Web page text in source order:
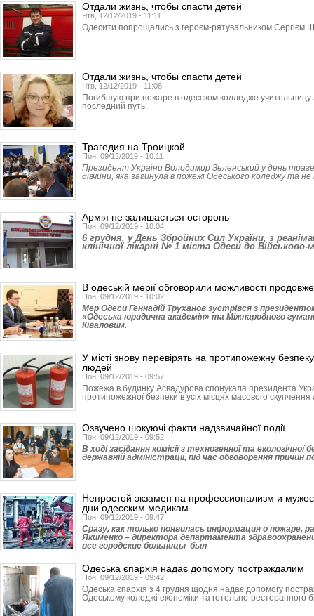
Отдали жизнь, чтобы спасти детей
Чтв, 12/12/2019 - 11:11
Одесити попрощались з героєм-рятувальником Сергієм
Отдали жизнь, чтобы спасти детей
Чтв, 12/12/2019 - 11:08
Погибшую при пожаре в одесском колледже
последний путь.
Трагедия на Троицкой
Пон, 09/12/2019 - 10:11
Президент України Володимир Зеленський у день
дівчини, яка загинула в пожежі Одеського коледжу та
Армія не залишається осторонь
Пон, 09/12/2019 - 10:04
6 грудня, у День Збройних Сил України, з
клінічної лікарні № 1 міста Одеси до
В одеській мерії обговорили можливості
Пон, 09/12/2019 - 10:02
Мер Одеси Геннадій Труханов зустрівся з
«Одеська юридична академія» та Міжнародного
Ківаловим.
У місті знову перевірять на протипожежну
людей
Пон, 09/12/2019 - 09:57
Пожежа в будинку Асвадурова спонукала президента
протипожежної безпеки в усіх місцях масового
Озвучено шокуючі факти надзвичайної події
Пон, 09/12/2019 - 09:52
В ході засідання комісії з техногенної та екологічної
державній адміністрації, під час обговорення причин
Непростой экзамен на профессионализм и
дни одесским медикам
Пон, 09/12/2019 - 09:47
Сразу, как только появилась информация о пожаре,
Якименко – директора департамента
все городские больницы был
Одеська єпархія надає допомогу постраждалим
Пон, 09/12/2019 - 09:42
Одеська єпархія з 4 грудня щодня надає допомогу
Одеському коледжі економіки та готельно-ресторанного